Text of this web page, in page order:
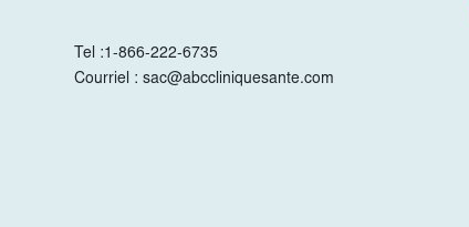
Tel :1-866-222-6735
Courriel :sac@abccliniquesante.com